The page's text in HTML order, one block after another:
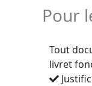
Pour
Tout
livret